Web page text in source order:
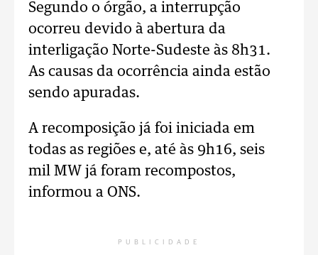
Segundo o órgão, a interrupção
ocorreu devido à abertura da
interligação Norte-Sudeste às 8h31.
As causas da ocorrência ainda estão
sendo apuradas.
A recomposição já foi iniciada em
todas as regiões e, até às 9h16, seis
mil MW já foram recompostos,
informou a ONS.
PUBLICIDADE